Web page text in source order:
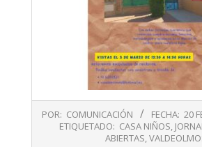
02-
POR: COMUNICACIÓN FECHA: 20
ETIQUETADO: CASA NIÑOS,
ABIERTAS,